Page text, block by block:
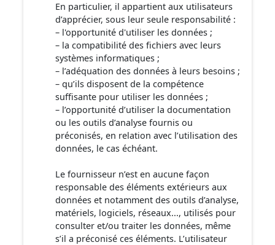
En particulier, il appartient aux utilisateurs
d’apprécier, sous leur seule responsabilité :
– l'opportunité d'utiliser les données ;
– la compatibilité des fichiers avec leurs
systèmes informatiques ;
– l’adéquation des données à leurs besoins ;
– qu’ils disposent de la compétence
suffisante pour utiliser les données ;
– l’opportunité d’utiliser la documentation
ou les outils d’analyse fournis ou
préconisés, en relation avec l’utilisation des
données, le cas échéant.
Le fournisseur n’est en aucune façon
responsable des éléments extérieurs aux
données et notamment des outils d’analyse,
matériels, logiciels, réseaux..., utilisés pour
consulter et/ou traiter les données, même
s’il a préconisé ces éléments. L’utilisateur